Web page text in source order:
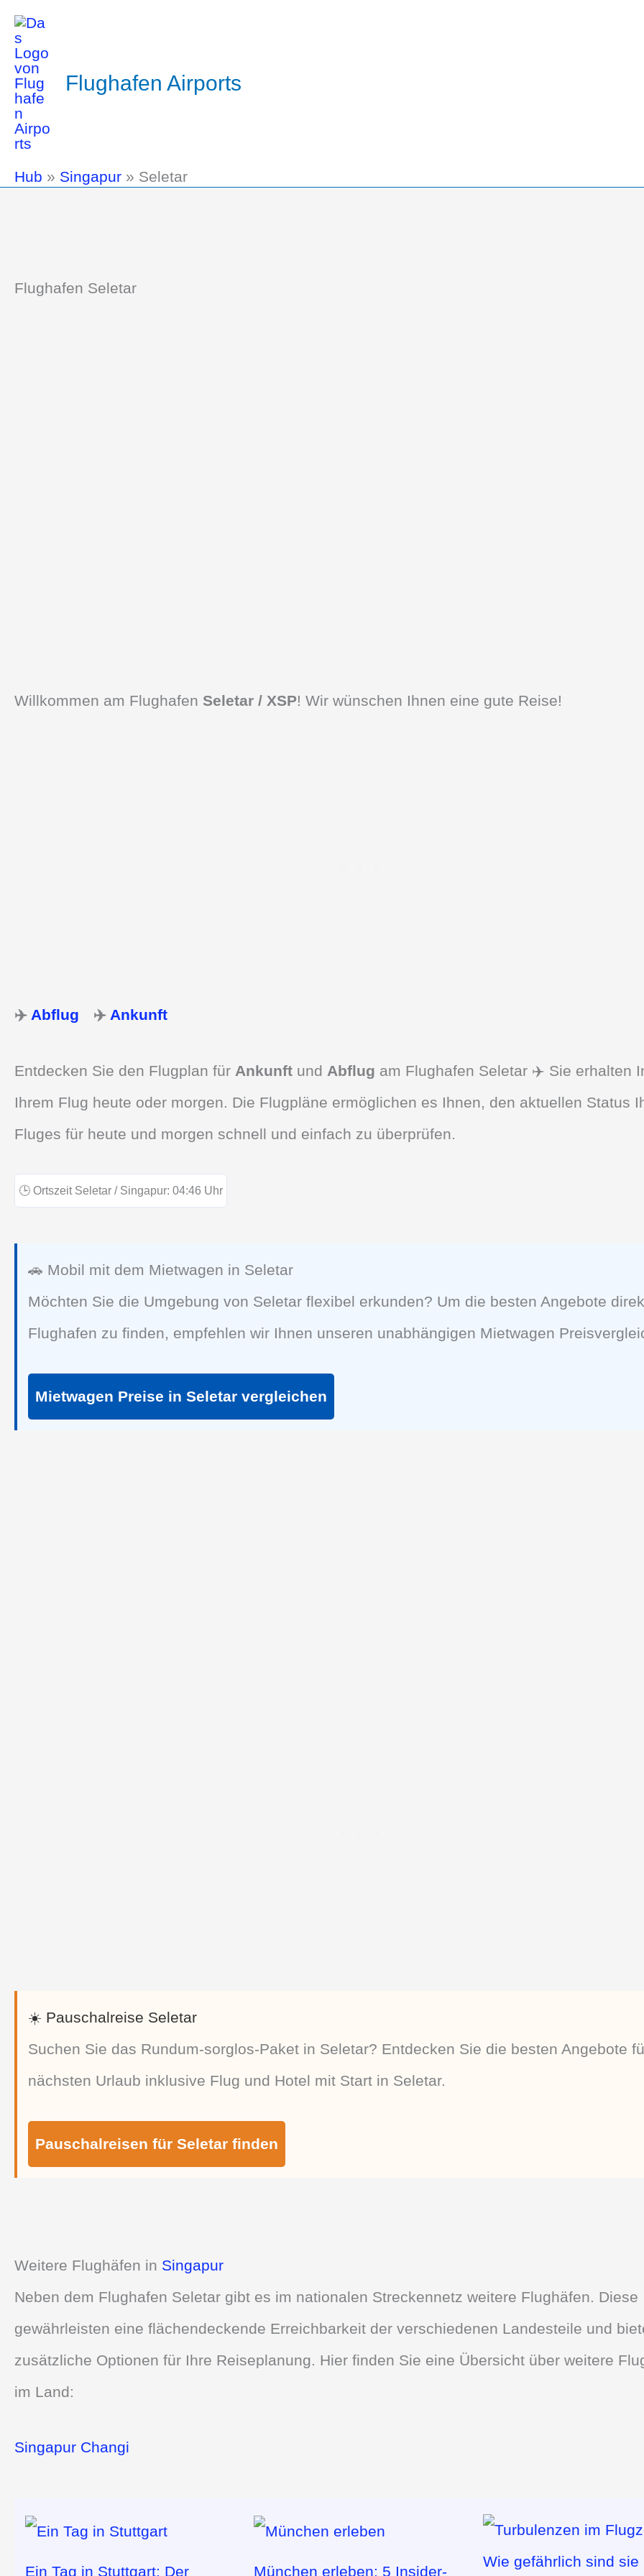
Flughafen Airports
Hub » Singapur » Seletar
Flughafen Seletar
Willkommen am Flughafen Seletar / XSP! Wir wünschen Ihnen eine gute Reise!
✈️ Abflug ✈️ Ankunft
Entdecken Sie den Flugplan für Ankunft und Abflug am Flughafen Seletar ✈️ Sie erhalten
Ihrem Flug heute oder morgen. Die Flugpläne ermöglichen es Ihnen, den aktuellen Status
Fluges für heute und morgen schnell und einfach zu überprüfen.
🕒 Ortszeit Seletar / Singapur: 04:46 Uhr
🚗 Mobil mit dem Mietwagen in Seletar
Möchten Sie die Umgebung von Seletar flexibel erkunden? Um die besten Angebote
Flughafen zu finden, empfehlen wir Ihnen unseren unabhängigen Mietwagen
Mietwagen Preise in Seletar vergleichen
☀️ Pauschalreise Seletar
Suchen Sie das Rundum-sorglos-Paket in Seletar? Entdecken Sie die besten Angebote
nächsten Urlaub inklusive Flug und Hotel mit Start in Seletar.
Pauschalreisen für Seletar finden
Weitere Flughäfen in Singapur
Neben dem Flughafen Seletar gibt es im nationalen Streckennetz weitere Flughäfen. Diese
gewährleisten eine flächendeckende Erreichbarkeit der verschiedenen Landesteile und
zusätzliche Optionen für Ihre Reiseplanung. Hier finden Sie eine Übersicht über weitere
im Land:
Singapur Changi
Ein Tag in Stuttgart: Der München erleben: 5 Insider-